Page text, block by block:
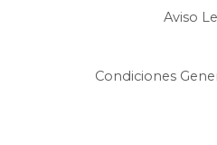
Aviso
Condiciones